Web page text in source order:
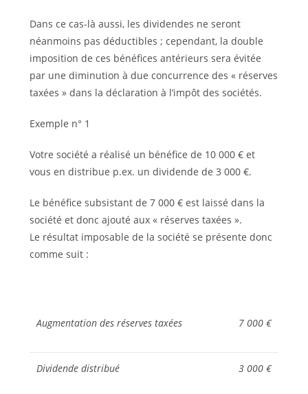
Dans ce cas-là aussi, les dividendes ne seront
néanmoins pas déductibles ; cependant, la double
imposition de ces bénéfices antérieurs sera évitée
par une diminution à due concurrence des « réserves
taxées » dans la déclaration à l’impôt des sociétés.
Exemple n° 1
Votre société a réalisé un bénéfice de 10 000 € et
vous en distribue p.ex. un dividende de 3 000 €.
Le bénéfice subsistant de 7 000 € est laissé dans la
société et donc ajouté aux « réserves taxées ».
Le résultat imposable de la société se présente donc
comme suit :
Augmentation des réserves taxées 7 000 €
Dividende distribué 3 000 €